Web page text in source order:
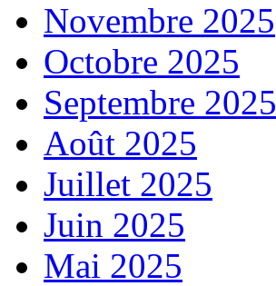
Novembre 2025
Octobre 2025
Septembre 2025
Août 2025
Juillet 2025
Juin 2025
Mai 2025